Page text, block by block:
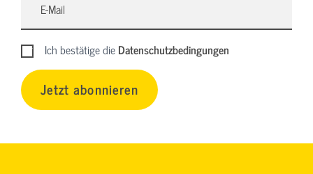
Ich bestätige dieDatenschutzbedingungen
Jetzt abonnieren